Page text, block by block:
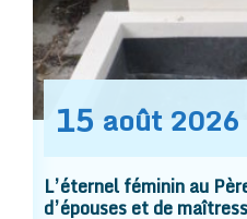
15 août 2026
L’éternel féminin au
d’épouses et de